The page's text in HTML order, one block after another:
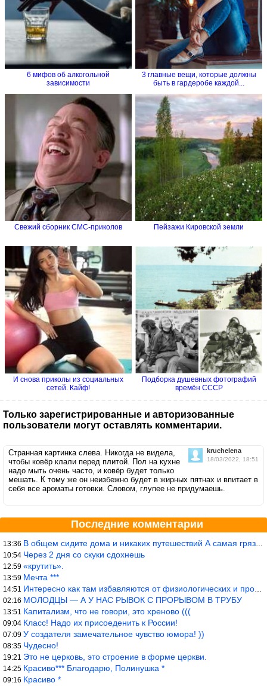
6 мифов об алкогольной
зависимости
3 главные вещи, которые должны
быть в гардеробе каждой...
Свежий сборник СМС-приколов Пейзажи Кировской земли
И снова приколы из социальных
сетей. Кайф!
Подборка душевных фотографий
времён СССР
Только зарегистрированные и авторизованные
пользователи могут оставлять комментарии.
kruchelena
18/03/2022, 18:51
Странная картинка слева. Никогда не видела,
чтобы ковёр клали перед плитой. Пол на кухне
надо мыть очень часто, и ковёр будет только
мешать. К тому же он неизбежно будет в жирных пятнах и впитает в
себя все ароматы готовки. Словом, глупее не придумаешь.
Последние комментарии
13:36 В общем сидите дома и никаких путешествий А самая грязная в от
10:54 Через 2 дня со скуки сдохнешь
12:59 «крутить».
13:59 Мечта ***
14:51 Интересно как там избавляются от физиологических и прочих отходо
02:16 МОЛОДЦЫ — А У НАС РЫВОК С ПРОРЫВОМ В ТРУБУ
13:51 Капитализм, что не говори, это хреново (((
09:04 Класс! Надо их присоеденить к России!
07:09 У создателя замечательное чувство юмора! ))
08:35 Чудесно!
19:21 Это не церковь, это строение в форме церкви.
14:25 Красиво*** Благодарю, Полинушка *
09:16 Красиво *